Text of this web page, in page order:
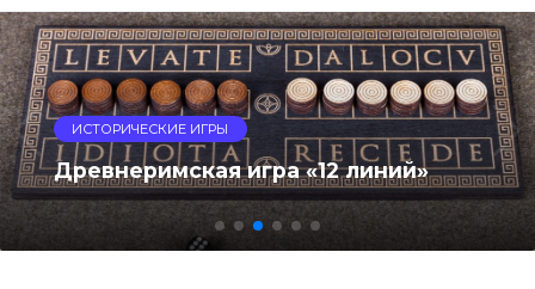
ИСТОРИЧЕСКИЕ ИГРЫ
Древнеримская игра «12 линий»